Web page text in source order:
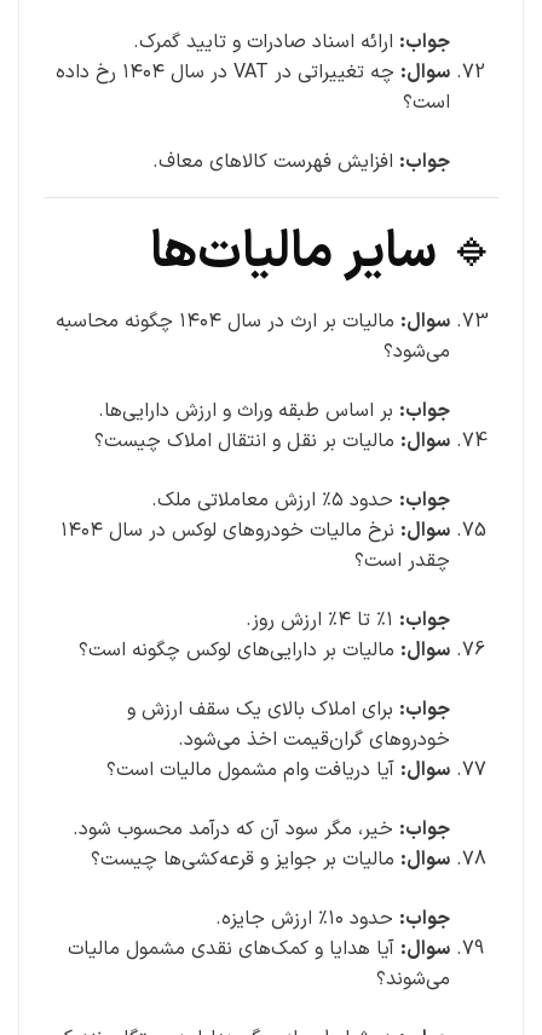
جواب: ارائه اسناد صادرات و تایید گمرک.
سوال:
چه تغییراتی در VAT در سال ۱۴۰۴ رخ داده
است؟
جواب: افزایش فهرست کالاهای معاف.
🔹 سایر مالیات‌ها
سوال:
مالیات بر ارث در سال ۱۴۰۴ چگونه محاسبه
می‌شود؟
جواب: بر اساس طبقه وراث و ارزش دارایی‌ها.
سوال: مالیات بر نقل و انتقال املاک چیست؟
جواب: حدود ۵٪ ارزش معاملاتی ملک.
سوال:
نرخ مالیات خودروهای لوکس در سال ۱۴۰۴
چقدر است؟
جواب:
سوال: مالیات بر دارایی‌های لوکس چگونه است؟
جواب: برای املاک بالای یک سقف ارزش و
خودروهای گران‌قیمت اخذ می‌شود.
سوال: آیا دریافت وام مشمول مالیات است؟
جواب: خیر، مگر سود آن که درآمد محسوب شود.
سوال: مالیات بر جوایز و قرعه‌کشی‌ها چیست؟
جواب: حدود ۱۰٪ ارزش جایزه.
سوال: آیا هدایا و کمک‌های نقدی مشمول مالیات
می‌شوند؟